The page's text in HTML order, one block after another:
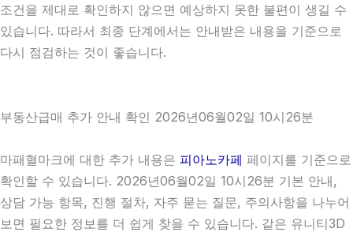
조건을 제대로 확인하지 않으면 예상하지 못한 불편이 생길 수
있습니다. 따라서 최종 단계에서는 안내받은 내용을 기준으로
다시 점검하는 것이 좋습니다.
부동산급매 추가 안내 확인 2026년06월02일 10시26분
마패혈마크에 대한 추가 내용은 피아노카페 페이지를 기준으로
확인할 수 있습니다. 2026년06월02일 10시26분 기본 안내,
상담 가능 항목, 진행 절차, 자주 묻는 질문, 주의사항을 나누어
보면 필요한 정보를 더 쉽게 찾을 수 있습니다. 같은 유니티3D